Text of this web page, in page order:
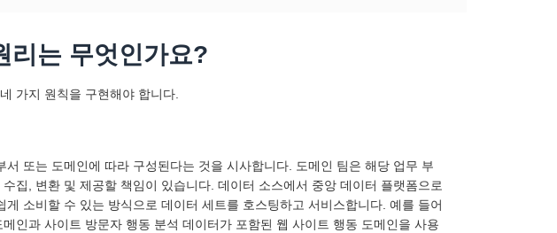
리는 무엇인가요?
가지 원칙을 구현해야 합니다.
또는 도메인에 따라 구성된다는 것을 시사합니다. 도메인 팀은 해당 업무 부
집, 변환 및 제공할 책임이 있습니다. 데이터 소스에서 중앙 데이터 플랫폼으로
소비할 수 있는 방식으로 데이터 세트를 호스팅하고 서비스합니다. 예를 들어
인과 사이트 방문자 행동 분석 데이터가 포함된 웹 사이트 행동 도메인을 사용